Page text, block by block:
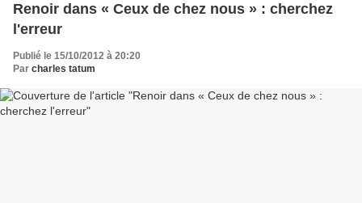
Renoir dans « Ceux de chez nous » : cherchez
l'erreur
Publié le 15/10/2012 à 20:20
Par charles tatum